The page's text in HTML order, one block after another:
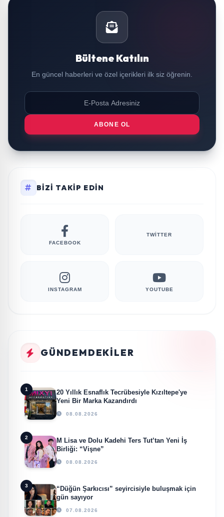
Bültene Katılın
En güncel haberleri ve özel içerikleri ilk siz öğrenin.
ABONE OL
BIZI TAKIP EDIN
FACEBOOK
TWITTER
INSTAGRAM YOUTUBE
GÜNDEMDEKILER
1
20 Yıllık Esnaflık Tecrübesiyle Kızıltepe'ye
Yeni Bir Marka Kazandırdı
08.08.2026
2
M Lisa ve Dolu Kadehi Ters Tut’tan Yeni İş
Birliği: “Vişne”
08.08.2026
3
“Düğün Şarkıcısı” seyircisiyle buluşmak için
gün sayıyor
07.08.2026